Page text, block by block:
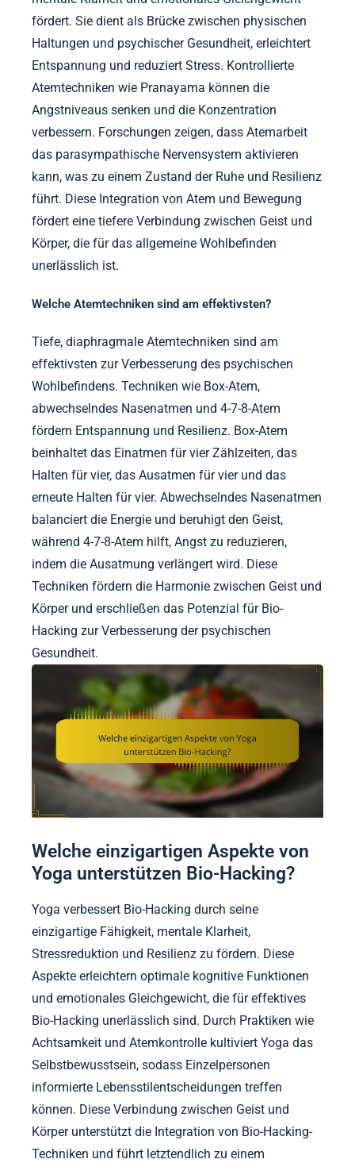
fördert. Sie dient als Brücke zwischen physischen
Haltungen und psychischer Gesundheit, erleichtert
Entspannung und reduziert Stress. Kontrollierte
Atemtechniken wie Pranayama können die
Angstniveaus senken und die Konzentration
verbessern. Forschungen zeigen, dass Atemarbeit
das parasympathische Nervensystem aktivieren
kann, was zu einem Zustand der Ruhe und Resilienz
führt. Diese Integration von Atem und Bewegung
fördert eine tiefere Verbindung zwischen Geist und
Körper, die für das allgemeine Wohlbefinden
unerlässlich ist.
Welche Atemtechniken sind am effektivsten?
Tiefe, diaphragmale Atemtechniken sind am
effektivsten zur Verbesserung des psychischen
Wohlbefindens. Techniken wie Box-Atem,
abwechselndes Nasenatmen und 4-7-8-Atem
fördern Entspannung und Resilienz. Box-Atem
beinhaltet das Einatmen für vier Zählzeiten, das
Halten für vier, das Ausatmen für vier und das
erneute Halten für vier. Abwechselndes Nasenatmen
balanciert die Energie und beruhigt den Geist,
während 4-7-8-Atem hilft, Angst zu reduzieren,
indem die Ausatmung verlängert wird. Diese
Techniken fördern die Harmonie zwischen Geist und
Körper und erschließen das Potenzial für Bio-
Hacking zur Verbesserung der psychischen
Gesundheit.
Welche einzigartigen Aspekte von
Yoga unterstützen Bio-Hacking?
Yoga verbessert Bio-Hacking durch seine
einzigartige Fähigkeit, mentale Klarheit,
Stressreduktion und Resilienz zu fördern. Diese
Aspekte erleichtern optimale kognitive Funktionen
und emotionales Gleichgewicht, die für effektives
Bio-Hacking unerlässlich sind. Durch Praktiken wie
Achtsamkeit und Atemkontrolle kultiviert Yoga das
Selbstbewusstsein, sodass Einzelpersonen
informierte Lebensstilentscheidungen treffen
können. Diese Verbindung zwischen Geist und
Körper unterstützt die Integration von Bio-Hacking-
Techniken und führt letztendlich zu einem